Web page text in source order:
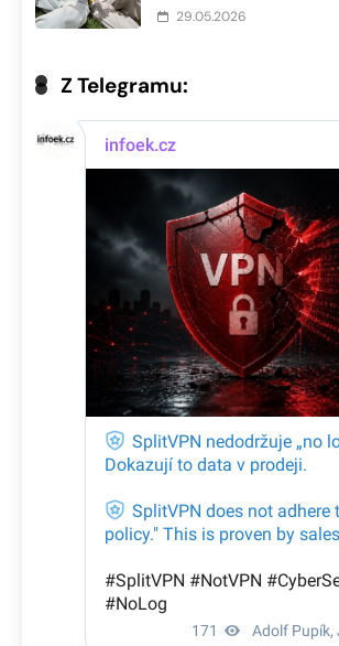
29.05.2026
Z Telegramu: